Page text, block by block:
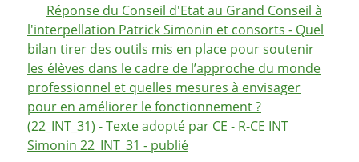
Réponse du Conseil d'Etat au Grand Conseil à
l'interpellation Patrick Simonin et consorts - Quel
bilan tirer des outils mis en place pour soutenir
les élèves dans le cadre de l’approche du monde
professionnel et quelles mesures à envisager
pour en améliorer le fonctionnement ?
(22_INT_31) - Texte adopté par CE - R-CE INT
Simonin 22_INT_31 - publié